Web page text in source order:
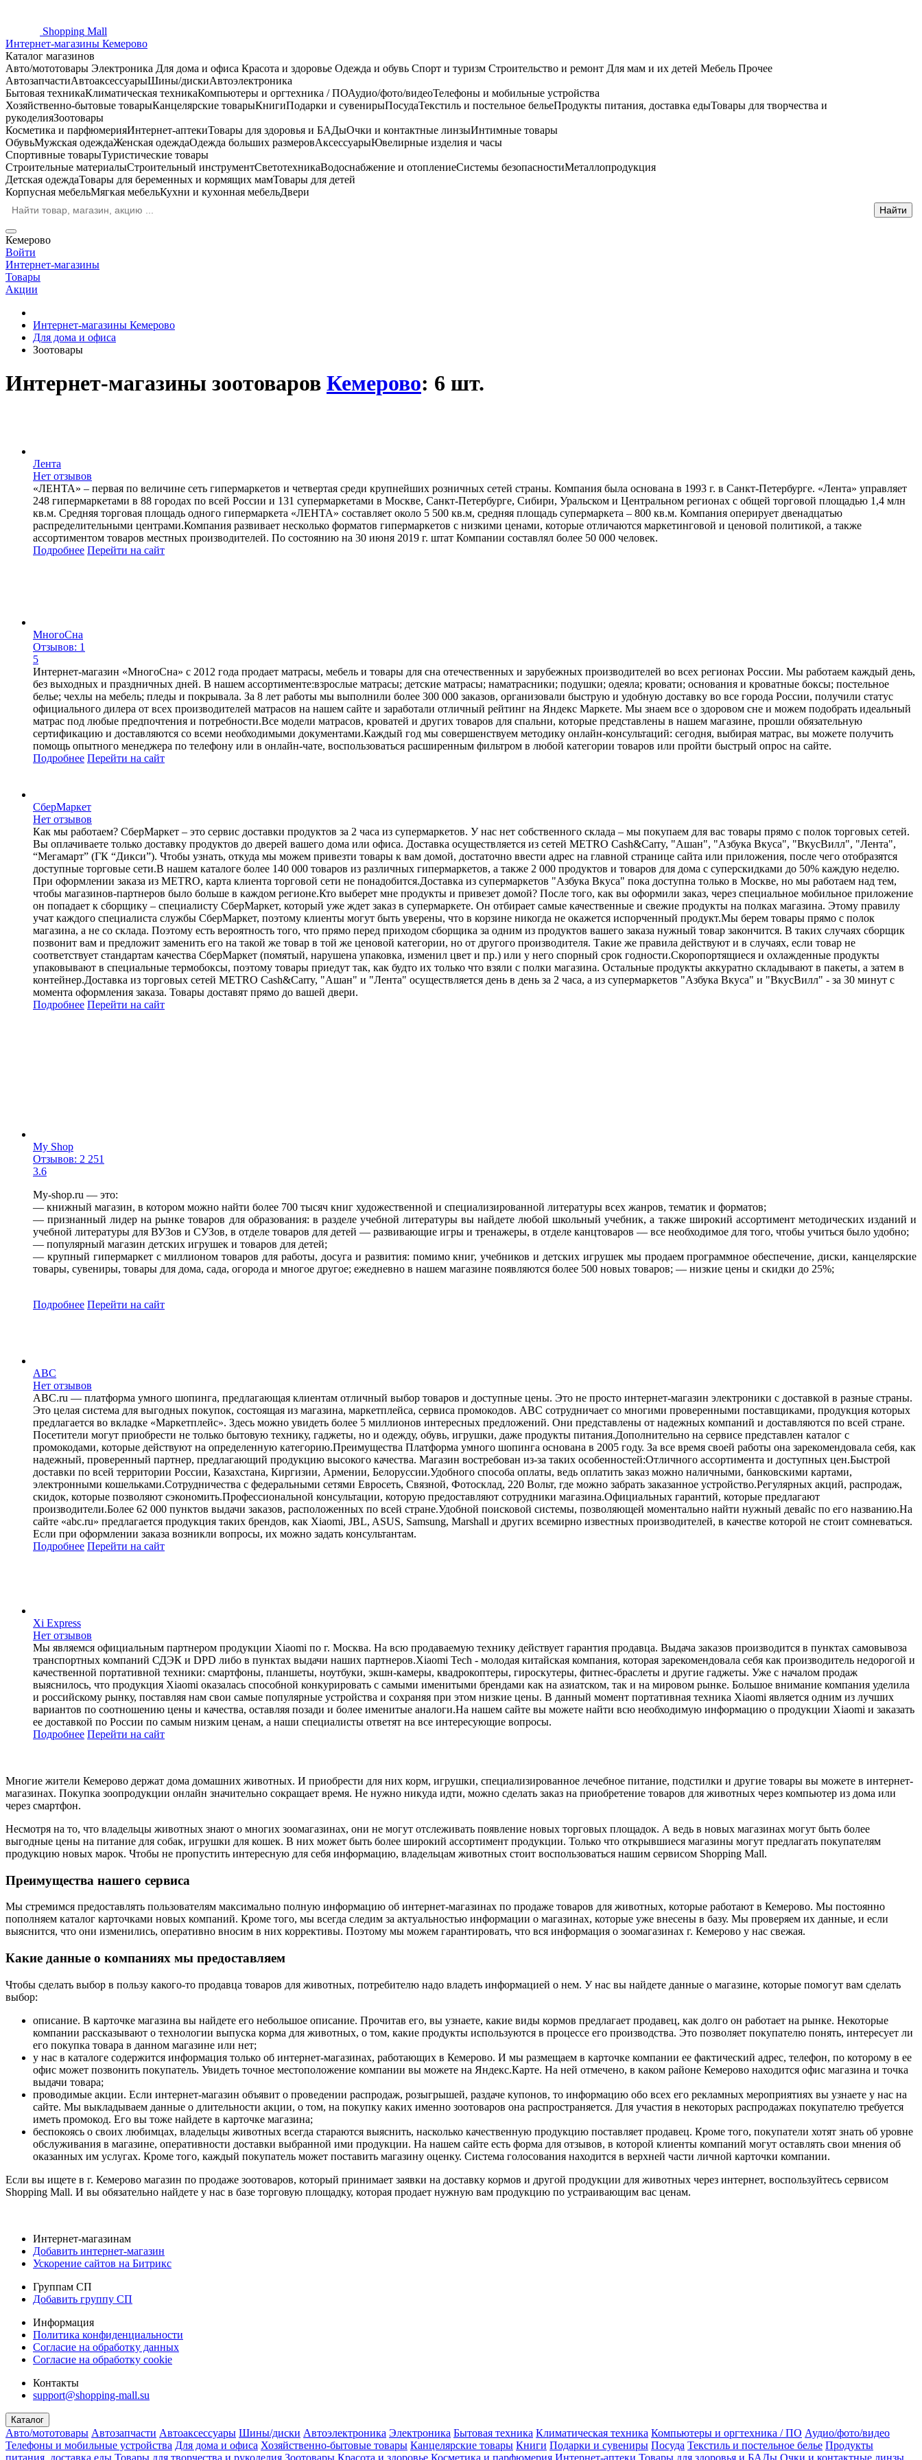
Shopping Mall
Интернет-магазины Кемерово
Каталог магазинов
Авто/мототовары Электроника Для дома и офиса Красота и здоровье Одежда и обувь Спорт и туризм Строительство и ремонт Для мам и их детей Мебель Прочее
АвтозапчастиАвтоаксессуарыШины/дискиАвтоэлектроника
Бытовая техникаКлиматическая техникаКомпьютеры и оргтехника / ПОАудио/фото/видеоТелефоны и мобильные устройства
Хозяйственно-бытовые товарыКанцелярские товарыКнигиПодарки и сувенирыПосудаТекстиль и постельное бельеПродукты питания, доставка едыТовары для творчества и
рукоделияЗоотовары
Косметика и парфюмерияИнтернет-аптекиТовары для здоровья и БАДыОчки и контактные линзыИнтимные товары
ОбувьМужская одеждаЖенская одеждаОдежда больших размеровАксессуарыЮвелирные изделия и часы
Спортивные товарыТуристические товары
Строительные материалыСтроительный инструментСветотехникаВодоснабжение и отоплениеСистемы безопасностиМеталлопродукция
Детская одеждаТовары для беременных и кормящих мамТовары для детей
Корпусная мебельМягкая мебельКухни и кухонная мебельДвери
Кемерово
Войти
Интернет-магазины
Товары
Акции
Интернет-магазины Кемерово
Для дома и офиса
Зоотовары
Интернет-магазины зоотоваров Кемерово: 6 шт.
Лента
Нет отзывов
«ЛЕНТА» – первая по величине сеть гипермаркетов и четвертая среди крупнейших розничных сетей страны. Компания была основана в 1993 г. в Санкт-Петербурге. «Лента» управляет
248 гипермаркетами в 88 городах по всей России и 131 супермаркетами в Москве, Санкт-Петербурге, Сибири, Уральском и Центральном регионах с общей торговой площадью 1,4 млн
кв.м. Средняя торговая площадь одного гипермаркета «ЛЕНТА» составляет около 5 500 кв.м, средняя площадь супермаркета – 800 кв.м. Компания оперирует двенадцатью
распределительными центрами.Компания развивает несколько форматов гипермаркетов с низкими ценами, которые отличаются маркетинговой и ценовой политикой, а также
ассортиментом товаров местных производителей. По состоянию на 30 июня 2019 г. штат Компании составлял более 50 000 человек.
Подробнее Перейти на сайт
МногоСна
Отзывов: 1
5
Интернет-магазин «МногоСна» с 2012 года продает матрасы, мебель и товары для сна отечественных и зарубежных производителей во всех регионах России. Мы работаем каждый день,
без выходных и праздничных дней. В нашем ассортименте:взрослые матрасы; детские матрасы; наматрасники; подушки; одеяла; кровати; основания и кроватные боксы; постельное
белье; чехлы на мебель; пледы и покрывала. За 8 лет работы мы выполнили более 300 000 заказов, организовали быструю и удобную доставку во все города России, получили статус
официального дилера от всех производителей матрасов на нашем сайте и заработали отличный рейтинг на Яндекс Маркете. Мы знаем все о здоровом сне и можем подобрать идеальный
матрас под любые предпочтения и потребности.Все модели матрасов, кроватей и других товаров для спальни, которые представлены в нашем магазине, прошли обязательную
сертификацию и доставляются со всеми необходимыми документами.Каждый год мы совершенствуем методику онлайн-консультаций: сегодня, выбирая матрас, вы можете получить
помощь опытного менеджера по телефону или в онлайн-чате, воспользоваться расширенным фильтром в любой категории товаров или пройти быстрый опрос на сайте.
Подробнее Перейти на сайт
СберМаркет
Нет отзывов
Как мы работаем? СберМаркет – это cервис доставки продуктов за 2 часа из супермаркетов. У нас нет собственного склада – мы покупаем для вас товары прямо с полок торговых сетей.
Вы оплачиваете только доставку продуктов до дверей вашего дома или офиса. Доставка осуществляется из сетей METRO Cash&Carry, "Ашан", "Азбука Вкуса", "ВкусВилл", "Лента",
“Мегамарт” (ГК “Дикси”). Чтобы узнать, откуда мы можем привезти товары к вам домой, достаточно ввести адрес на главной странице сайта или приложения, после чего отобразятся
доступные торговые сети.В нашем каталоге более 140 000 товаров из различных гипермаркетов, а также 2 000 продуктов и товаров для дома с суперскидками до 50% каждую неделю.
При оформлении заказа из METRO, карта клиента торговой сети не понадобится.Доставка из супермаркетов "Азбука Вкуса" пока доступна только в Москве, но мы работаем над тем,
чтобы магазинов-партнеров было больше в каждом регионе.Кто выберет мне продукты и привезет домой? После того, как вы оформили заказ, через специальное мобильное приложение
он попадает к сборщику – специалисту СберМаркет, который уже ждет заказ в супермаркете. Он отбирает самые качественные и свежие продукты на полках магазина. Этому правилу
учат каждого специалиста службы СберМаркет, поэтому клиенты могут быть уверены, что в корзине никогда не окажется испорченный продукт.Мы берем товары прямо с полок
магазина, а не со склада. Поэтому есть вероятность того, что прямо перед приходом сборщика за одним из продуктов вашего заказа нужный товар закончится. В таких случаях сборщик
позвонит вам и предложит заменить его на такой же товар в той же ценовой категории, но от другого производителя. Такие же правила действуют и в случаях, если товар не
соответствует стандартам качества СберМаркет (помятый, нарушена упаковка, изменил цвет и пр.) или у него спорный срок годности.Скоропортящиеся и охлажденные продукты
упаковывают в специальные термобоксы, поэтому товары приедут так, как будто их только что взяли с полки магазина. Остальные продукты аккуратно складывают в пакеты, а затем в
контейнер.Доставка из торговых сетей METRO Cash&Carry, "Ашан" и "Лента" осуществляется день в день за 2 часа, а из супермаркетов "Азбука Вкуса" и "ВкусВилл" - за 30 минут с
момента оформления заказа. Товары доставят прямо до вашей двери.
Подробнее Перейти на сайт
My Shop
Отзывов: 2 251
3.6
My-shop.ru — это:
— книжный магазин, в котором можно найти более 700 тысяч книг художественной и специализированной литературы всех жанров, тематик и форматов;
— признанный лидер на рынке товаров для образования: в разделе учебной литературы вы найдете любой школьный учебник, а также широкий ассортимент методических изданий и
учебной литературы для ВУЗов и СУЗов, в отделе товаров для детей — развивающие игры и тренажеры, в отделе канцтоваров — все необходимое для того, чтобы учиться было удобно;
— популярный магазин детских игрушек и товаров для детей;
— крупный гипермаркет с миллионом товаров для работы, досуга и развития: помимо книг, учебников и детских игрушек мы продаем программное обеспечение, диски, канцелярские
товары, сувениры, товары для дома, сада, огорода и многое другое; ежедневно в нашем магазине появляются более 500 новых товаров; — низкие цены и скидки до 25%;
Подробнее Перейти на сайт
ABC
Нет отзывов
ABC.ru — платформа умного шопинга, предлагающая клиентам отличный выбор товаров и доступные цены. Это не просто интернет-магазин электроники с доставкой в разные страны.
Это целая система для выгодных покупок, состоящая из магазина, маркетплейса, сервиса промокодов. ABC сотрудничает со многими проверенными поставщиками, продукция которых
предлагается во вкладке «Маркетплейс». Здесь можно увидеть более 5 миллионов интересных предложений. Они представлены от надежных компаний и доставляются по всей стране.
Посетители могут приобрести не только бытовую технику, гаджеты, но и одежду, обувь, игрушки, даже продукты питания.Дополнительно на сервисе представлен каталог с
промокодами, которые действуют на определенную категорию.Преимущества Платформа умного шопинга основана в 2005 году. За все время своей работы она зарекомендовала себя, как
надежный, проверенный партнер, предлагающий продукцию высокого качества. Магазин востребован из-за таких особенностей:Отличного ассортимента и доступных цен.Быстрой
доставки по всей территории России, Казахстана, Киргизии, Армении, Белоруссии.Удобного способа оплаты, ведь оплатить заказ можно наличными, банковскими картами,
электронными кошельками.Сотрудничества с федеральными сетями Евросеть, Связной, Фотосклад, 220 Вольт, где можно забрать заказанное устройство.Регулярных акций, распродаж,
скидок, которые позволяют сэкономить.Профессиональной консультации, которую предоставляют сотрудники магазина.Официальных гарантий, которые предлагают
производители.Более 62 000 пунктов выдачи заказов, расположенных по всей стране.Удобной поисковой системы, позволяющей моментально найти нужный девайс по его названию.На
сайте «abc.ru» предлагается продукция таких брендов, как Xiaomi, JBL, ASUS, Samsung, Marshall и других всемирно известных производителей, в качестве которой не стоит сомневаться.
Если при оформлении заказа возникли вопросы, их можно задать консультантам.
Подробнее Перейти на сайт
Xi Express
Нет отзывов
Мы являемся официальным партнером продукции Xiaomi по г. Москва. На всю продаваемую технику действует гарантия продавца. Выдача заказов производится в пунктах самовывоза
транспортных компаний СДЭК и DPD либо в пунктах выдачи наших партнеров.Xiaomi Tech - молодая китайская компания, которая зарекомендовала себя как производитель недорогой и
качественной портативной техники: смартфоны, планшеты, ноутбуки, экшн-камеры, квадрокоптеры, гироскутеры, фитнес-браслеты и другие гаджеты. Уже с началом продаж
выяснилось, что продукция Xiaomi оказалась способной конкурировать с самыми именитыми брендами как на азиатском, так и на мировом рынке. Большое внимание компания уделила
и российскому рынку, поставляя нам свои самые популярные устройства и сохраняя при этом низкие цены. В данный момент портативная техника Xiaomi является одним из лучших
вариантов по соотношению цены и качества, оставляя позади и более именитые аналоги.На нашем сайте вы можете найти всю необходимую информацию о продукции Xiaomi и заказать
ее доставкой по России по самым низким ценам, а наши специалисты ответят на все интересующие вопросы.
Подробнее Перейти на сайт
Многие жители Кемерово держат дома домашних животных. И приобрести для них корм, игрушки, специализированное лечебное питание, подстилки и другие товары вы можете в интернет-
магазинах. Покупка зоопродукции онлайн значительно сокращает время. Не нужно никуда идти, можно сделать заказ на приобретение товаров для животных через компьютер из дома или
через смартфон.
Несмотря на то, что владельцы животных знают о многих зоомагазинах, они не могут отслеживать появление новых торговых площадок. А ведь в новых магазинах могут быть более
выгодные цены на питание для собак, игрушки для кошек. В них может быть более широкий ассортимент продукции. Только что открывшиеся магазины могут предлагать покупателям
продукцию новых марок. Чтобы не пропустить интересную для себя информацию, владельцам животных стоит воспользоваться нашим сервисом Shopping Mall.
Преимущества нашего сервиса
Мы стремимся предоставлять пользователям максимально полную информацию об интернет-магазинах по продаже товаров для животных, которые работают в Кемерово. Мы постоянно
пополняем каталог карточками новых компаний. Кроме того, мы всегда следим за актуальностью информации о магазинах, которые уже внесены в базу. Мы проверяем их данные, и если
выяснится, что они изменились, оперативно вносим в них коррективы. Поэтому мы можем гарантировать, что вся информация о зоомагазинах г. Кемерово у нас свежая.
Какие данные о компаниях мы предоставляем
Чтобы сделать выбор в пользу какого-то продавца товаров для животных, потребителю надо владеть информацией о нем. У нас вы найдете данные о магазине, которые помогут вам сделать
выбор:
описание. В карточке магазина вы найдете его небольшое описание. Прочитав его, вы узнаете, какие виды кормов предлагает продавец, как долго он работает на рынке. Некоторые
компании рассказывают о технологии выпуска корма для животных, о том, какие продукты используются в процессе его производства. Это позволяет покупателю понять, интересует ли
его покупка товара в данном магазине или нет;
у нас в каталоге содержится информация только об интернет-магазинах, работающих в Кемерово. И мы размещаем в карточке компании ее фактический адрес, телефон, по которому в ее
офис может позвонить покупатель. Увидеть точное местоположение компании вы можете на Яндекс.Карте. На ней отмечено, в каком районе Кемерово находится офис магазина и точка
выдачи товара;
проводимые акции. Если интернет-магазин объявит о проведении распродаж, розыгрышей, раздаче купонов, то информацию обо всех его рекламных мероприятиях вы узнаете у нас на
сайте. Мы выкладываем данные о длительности акции, о том, на покупку каких именно зоотоваров она распространяется. Для участия в некоторых распродажах покупателю требуется
иметь промокод. Его вы тоже найдете в карточке магазина;
беспокоясь о своих любимцах, владельцы животных всегда стараются выяснить, насколько качественную продукцию поставляет продавец. Кроме того, покупатели хотят знать об уровне
обслуживания в магазине, оперативности доставки выбранной ими продукции. На нашем сайте есть форма для отзывов, в которой клиенты компаний могут оставлять свои мнения об
оказанных им услугах. Кроме того, каждый покупатель может поставить магазину оценку. Система голосования находится в верхней части личной карточки компании.
Если вы ищете в г. Кемерово магазин по продаже зоотоваров, который принимает заявки на доставку кормов и другой продукции для животных через интернет, воспользуйтесь сервисом
Shopping Mall. И вы обязательно найдете у нас в базе торговую площадку, которая продает нужную вам продукцию по устраивающим вас ценам.
Интернет-магазинам
Добавить интернет-магазин
Ускорение сайтов на Битрикс
Группам СП
Добавить группу СП
Информация
Политика конфиденциальности
Согласие на обработку данных
Согласие на обработку cookie
Контакты
support@shopping-mall.su
Каталог
Авто/мототовары Автозапчасти Автоаксессуары Шины/диски Автоэлектроника Электроника Бытовая техника Климатическая техника Компьютеры и оргтехника / ПО Аудио/фото/видео
Телефоны и мобильные устройства Для дома и офиса Хозяйственно-бытовые товары Канцелярские товары Книги Подарки и сувениры Посуда Текстиль и постельное белье Продукты
питания, доставка еды Товары для творчества и рукоделия Зоотовары Красота и здоровье Косметика и парфюмерия Интернет-аптеки Товары для здоровья и БАДы Очки и контактные линзы